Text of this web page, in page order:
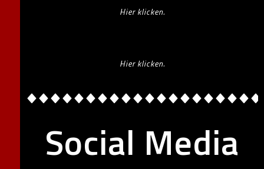
Hier klicken.
Hier klicken.
Social Media